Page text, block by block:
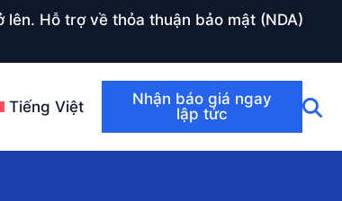
Hỗ trợ về thỏa thuận bảo mật (NDA)
Tiếng Việt
Nhận báo giá ngay
lập tức